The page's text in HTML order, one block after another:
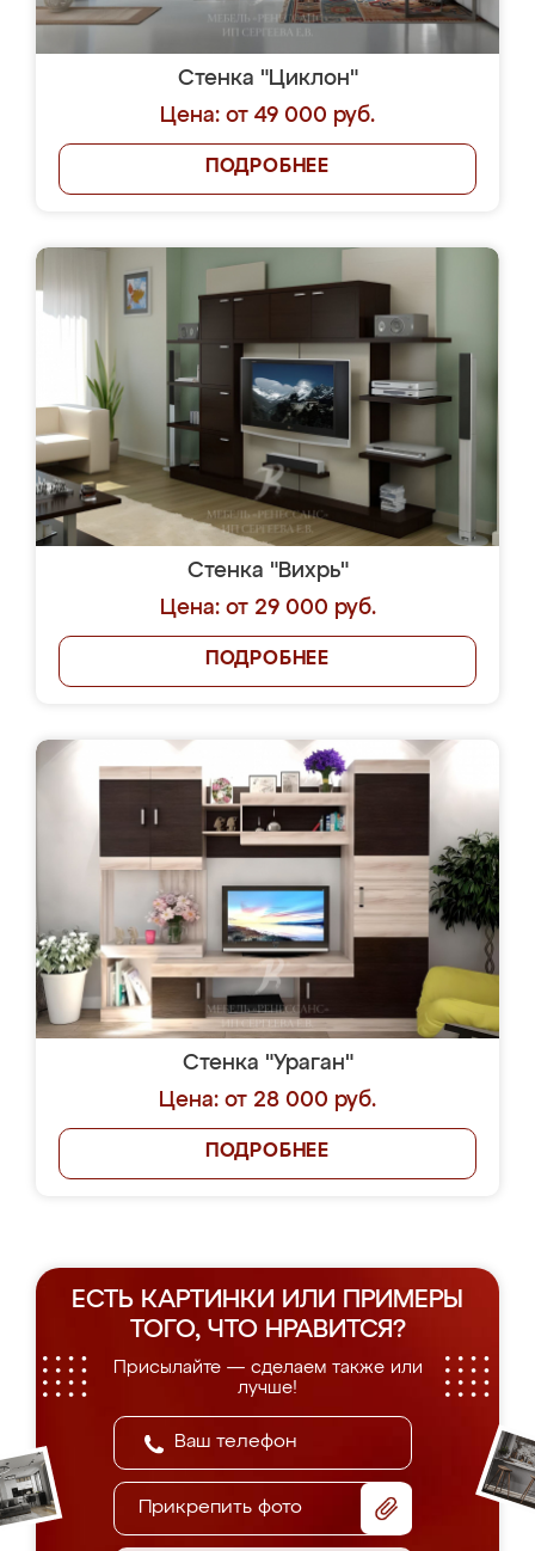
Стенка "Циклон"
Цена: от 49 000 руб.
ПОДРОБНЕЕ
Стенка "Вихрь"
Цена: от 29 000 руб.
ПОДРОБНЕЕ
Стенка "Ураган"
Цена: от 28 000 руб.
ПОДРОБНЕЕ
ЕСТЬ КАРТИНКИ ИЛИ ПРИМЕРЫ
ТОГО, ЧТО НРАВИТСЯ?
Присылайте — сделаем также или
лучше!
Прикрепить фото